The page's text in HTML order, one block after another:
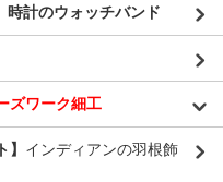
時計のウォッチバンド
ワーク細工
インディアンの羽根飾